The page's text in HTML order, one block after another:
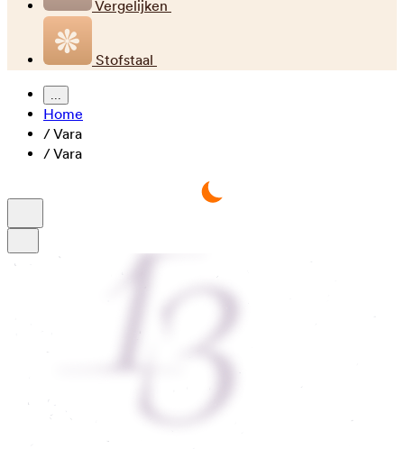
Vergelijken
Stofstaal
...
Home
/Vara
/Vara